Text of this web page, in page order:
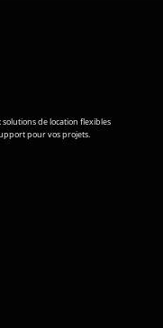
de location flexibles
pour vos projets.